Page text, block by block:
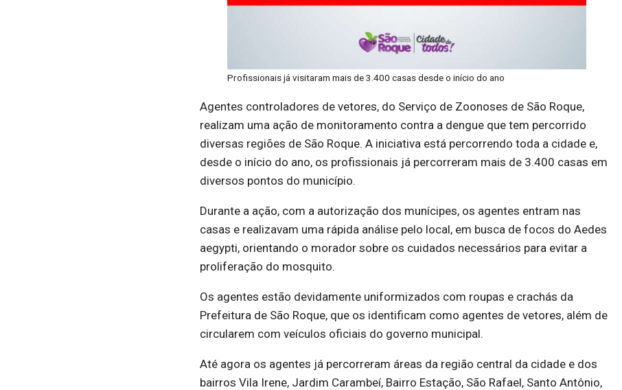
Profissionais já visitaram mais de 3.400 casas desde o início do ano
Agentes controladores de vetores, do Serviço de Zoonoses de São Roque,
realizam uma ação de monitoramento contra a dengue que tem percorrido
diversas regiões de São Roque. A iniciativa está percorrendo toda a cidade e,
desde o início do ano, os profissionais já percorreram mais de 3.400 casas em
diversos pontos do município.
Durante a ação, com a autorização dos munícipes, os agentes entram nas
casas e realizavam uma rápida análise pelo local, em busca de focos do Aedes
aegypti, orientando o morador sobre os cuidados necessários para evitar a
proliferação do mosquito.
Os agentes estão devidamente uniformizados com roupas e crachás da
Prefeitura de São Roque, que os identificam como agentes de vetores, além de
circularem com veículos oficiais do governo municipal.
Até agora os agentes já percorreram áreas da região central da cidade e dos
bairros Vila Irene, Jardim Carambeí, Bairro Estação, São Rafael, Santo Antônio,